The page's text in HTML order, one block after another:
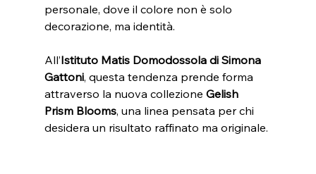
personale, dove il colore non è solo
decorazione, ma identità.
All’Istituto Matis Domodossola di Simona
Gattoni, questa tendenza prende forma
attraverso la nuova collezione Gelish
Prism Blooms, una linea pensata per chi
desidera un risultato raffinato ma originale.